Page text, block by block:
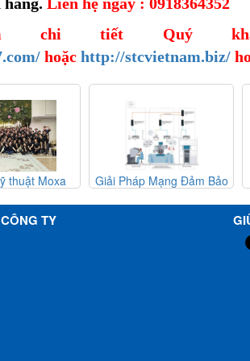
chi tiết Quý
hoặc http://stcvietnam.biz/
Moxa
Giải Pháp Mạng Đảm Bảo
TY